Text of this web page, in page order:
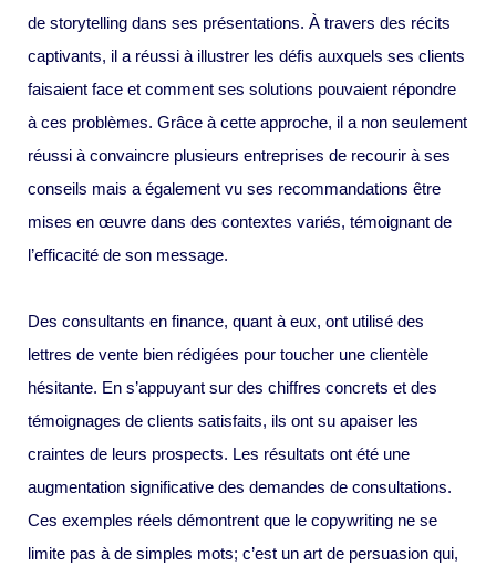
de storytelling dans ses présentations. À travers des récits
captivants, il a réussi à illustrer les défis auxquels ses clients
faisaient face et comment ses solutions pouvaient répondre
à ces problèmes. Grâce à cette approche, il a non seulement
réussi à convaincre plusieurs entreprises de recourir à ses
conseils mais a également vu ses recommandations être
mises en œuvre dans des contextes variés, témoignant de
l’efficacité de son message.
Des consultants en finance, quant à eux, ont utilisé des
lettres de vente bien rédigées pour toucher une clientèle
hésitante. En s’appuyant sur des chiffres concrets et des
témoignages de clients satisfaits, ils ont su apaiser les
craintes de leurs prospects. Les résultats ont été une
augmentation significative des demandes de consultations.
Ces exemples réels démontrent que le copywriting ne se
limite pas à de simples mots; c’est un art de persuasion qui,